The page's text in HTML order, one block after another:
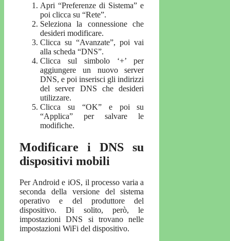
Apri “Preferenze di Sistema” e
poi clicca su “Rete”.
Seleziona la connessione che
desideri modificare.
Clicca su “Avanzate”, poi vai
alla scheda “DNS”.
Clicca sul simbolo ‘+’ per
aggiungere un nuovo server
DNS, e poi inserisci gli indirizzi
del server DNS che desideri
utilizzare.
Clicca su “OK” e poi su
“Applica” per salvare le
modifiche.
Modificare i DNS su
dispositivi mobili
Per Android e iOS, il processo varia a
seconda della versione del sistema
operativo e del produttore del
dispositivo. Di solito, però, le
impostazioni DNS si trovano nelle
impostazioni WiFi del dispositivo.